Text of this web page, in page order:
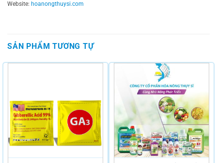
Website: hoanongthuysi.com
SẢN PHẨM TƯƠNG TỰ